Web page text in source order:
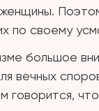
по своему
большое
вечных
говорится,